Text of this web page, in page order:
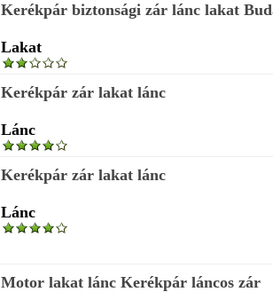
Kerékpár biztonsági zár lánc lakat
Lakat
Kerékpár zár lakat lánc
Lánc
Kerékpár zár lakat lánc
Lánc
Motor lakat lánc Kerékpár láncos zár